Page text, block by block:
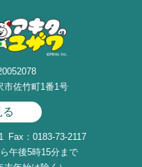
佐竹町1番1号
Fax：0183-73-2117
午後5時15分まで